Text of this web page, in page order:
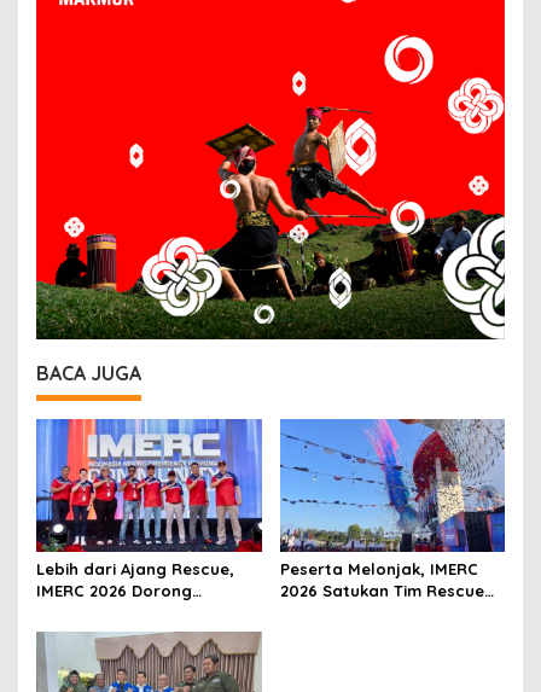
BACA JUGA
Lebih dari Ajang Rescue,
IMERC 2026 Dorong
Kompeten untuk Indonesia
Peserta Melonjak, IMERC
2026 Satukan Tim Rescue